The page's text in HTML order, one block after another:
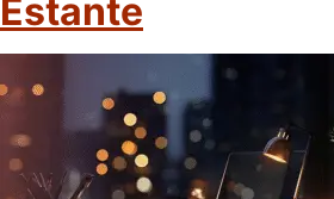
Estante